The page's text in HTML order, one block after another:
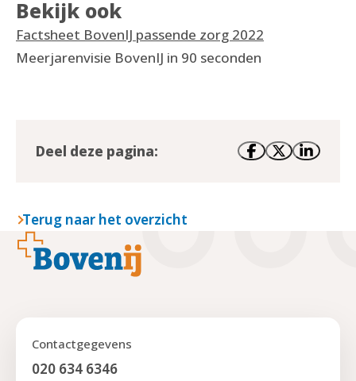
Bekijk ook
Factsheet BovenIJ passende zorg 2022
Meerjarenvisie BovenIJ in 90 seconden
Deel deze pagina:
Terug naar het overzicht
Footer
Contactgegevens
020 634 6346